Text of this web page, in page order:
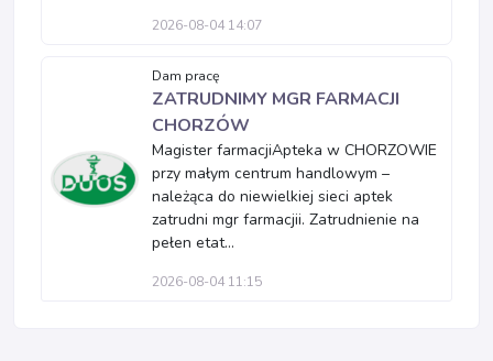
2026-08-04 14:07
Dam pracę
ZATRUDNIMY MGR FARMACJI
CHORZÓW
Magister farmacjiApteka w CHORZOWIE
przy małym centrum handlowym –
należąca do niewielkiej sieci aptek
zatrudni mgr farmacjii. Zatrudnienie na
pełen etat...
2026-08-04 11:15